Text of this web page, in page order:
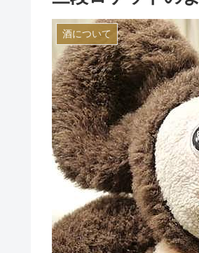
酒について